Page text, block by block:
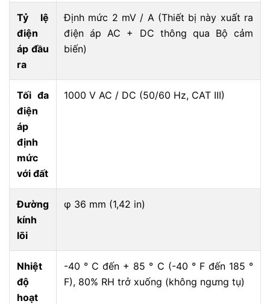
Tỷ lệ
điện
áp đầu
ra
Định mức 2 mV / A (Thiết bị này xuất ra
điện áp AC + DC thông qua Bộ cảm
biến)
Tối đa
điện
áp
định
mức
với đất
1000 V AC / DC (50/60 Hz, CAT III)
Đường
kính
lõi
φ 36 mm (1,42 in)
Nhiệt
độ
hoạt
-40 ° C đến + 85 ° C (-40 ° F đến 185 °
F), 80% RH trở xuống (không ngưng tụ)